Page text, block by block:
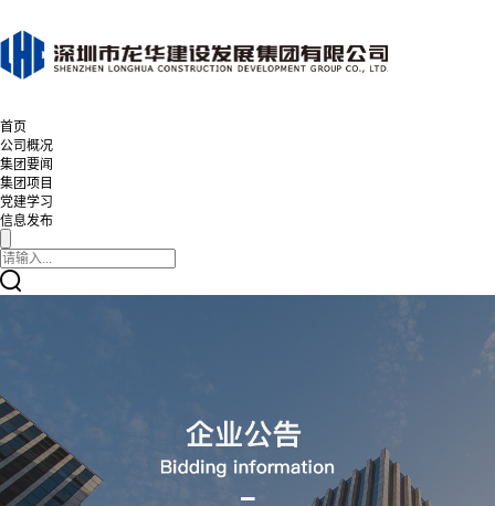
首页
公司概况
集团要闻
集团项目
党建学习
信息发布